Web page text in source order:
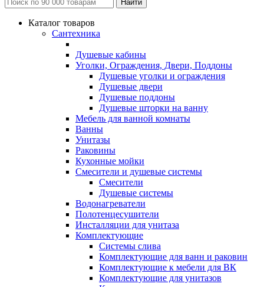
Каталог товаров
Сантехника
Душевые кабины
Уголки, Ограждения, Двери, Поддоны
Душевые уголки и ограждения
Душевые двери
Душевые поддоны
Душевые шторки на ванну
Мебель для ванной комнаты
Ванны
Унитазы
Раковины
Кухонные мойки
Смесители и душевые системы
Смесители
Душевые системы
Водонагреватели
Полотенцесушители
Инсталляции для унитаза
Комплектующие
Системы слива
Комплектующие для ванн и раковин
Комплектующие к мебели для ВК
Комплектующие для унитазов